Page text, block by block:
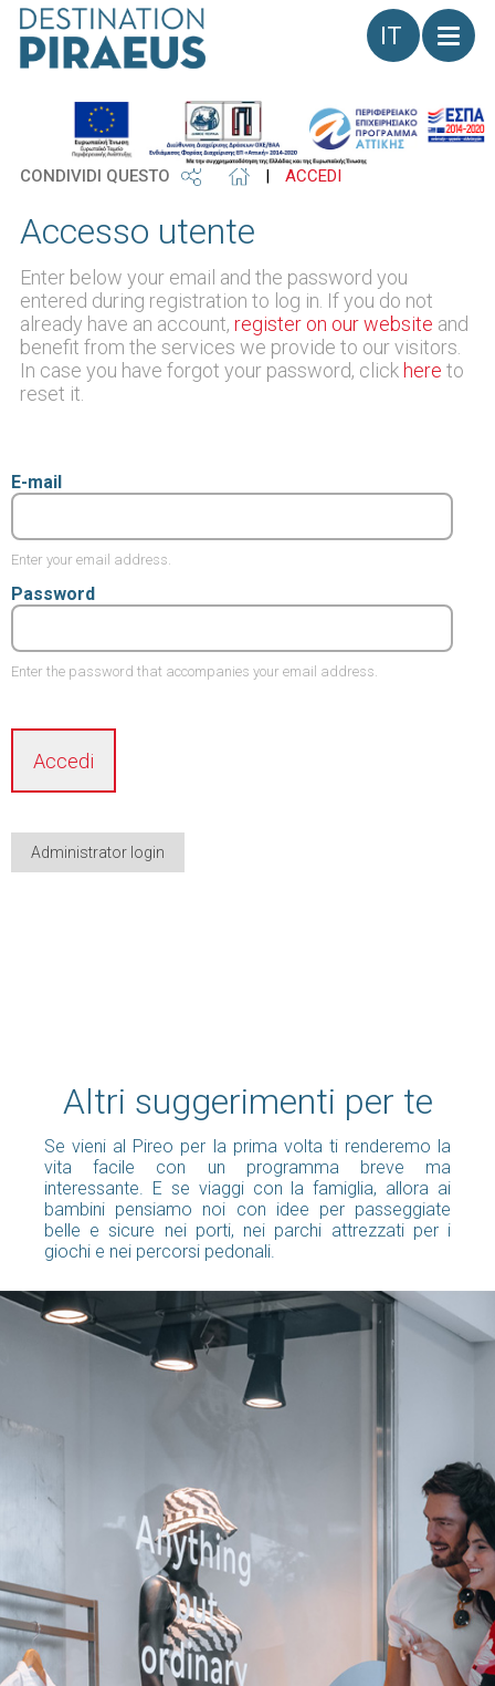
Lingua
CONDIVIDI QUESTO | ACCEDI
Accesso utente
Enter below your email and the password you
entered during registration to log in. If you do not
already have an account, register on our website and
benefit from the services we provide to our visitors.
In case you have forgot your password, click here to
reset it.
E-mail
Enter your email address.
Password
Enter the password that accompanies your email address.
Altri suggerimenti per te
Se vieni al Pireo per la prima volta ti renderemo la
vita facile con un programma breve ma
interessante. E se viaggi con la famiglia, allora ai
bambini pensiamo noi con idee per passeggiate
belle e sicure nei porti, nei parchi attrezzati per i
giochi e nei percorsi pedonali.